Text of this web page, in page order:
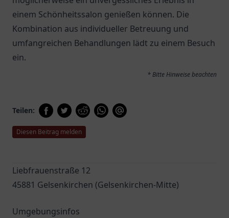
einem Schönheitssalon genießen können. Die
Kombination aus individueller Betreuung und
umfangreichen Behandlungen lädt zu einem Besuch
ein.
* Bitte Hinweise beachten
Teilen:
Diesen Beitrag melden
Liebfrauenstraße 12
45881 Gelsenkirchen (Gelsenkirchen-Mitte)
Umgebungsinfos